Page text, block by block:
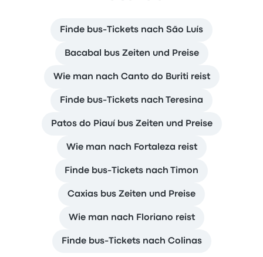
Finde bus-Tickets nach São Luís
Bacabal bus Zeiten und Preise
Wie man nach Canto do Buriti reist
Finde bus-Tickets nach Teresina
Patos do Piauí bus Zeiten und Preise
Wie man nach Fortaleza reist
Finde bus-Tickets nach Timon
Caxias bus Zeiten und Preise
Wie man nach Floriano reist
Finde bus-Tickets nach Colinas